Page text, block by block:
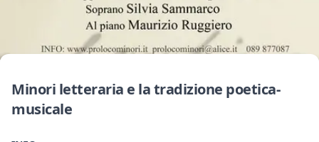
Minori letteraria e la tradizione poetica-
musicale